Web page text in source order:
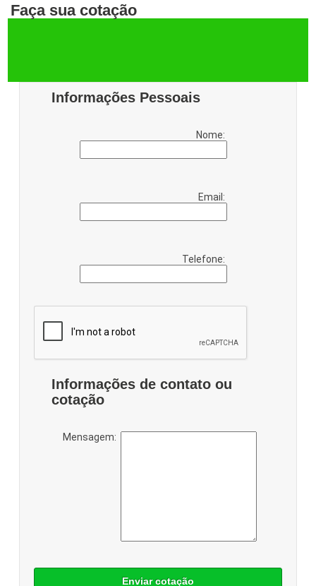
Faça sua cotação
Informações Pessoais
Nome:
Email:
Telefone:
Informações de contato ou
cotação
Mensagem:
Enviar cotação